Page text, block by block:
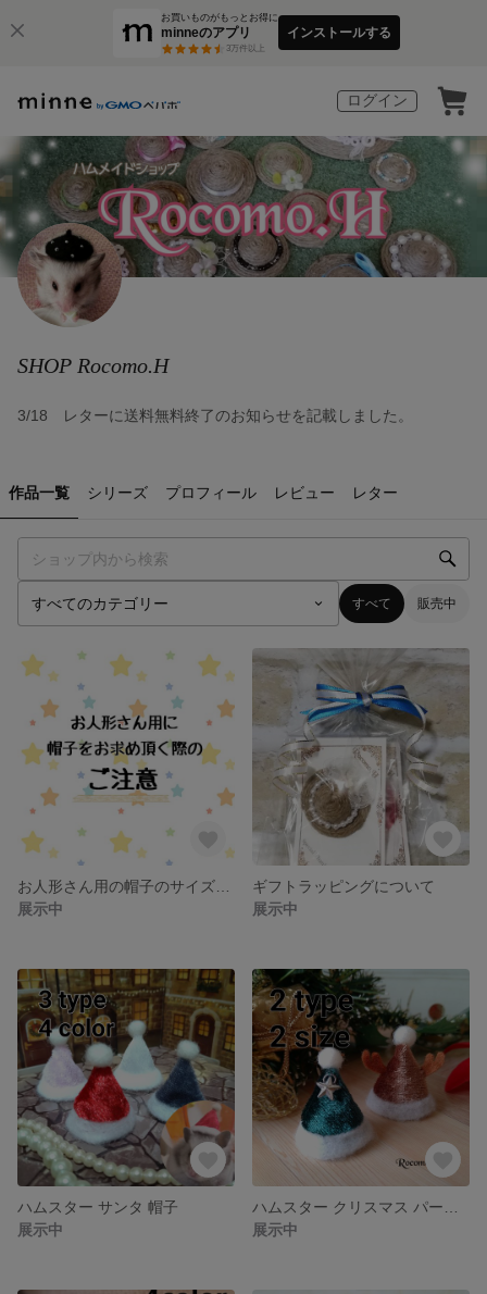
お買いものがもっとお得に
minneのアプリ
3万件以上
インストールする
ログイン
SHOP Rocomo.H
3/18 レターに送料無料終了のお知らせを記載しました。
作品一覧 シリーズ プロフィール レビュー レター
すべて 販売中
展示中
ギフトラッピングについて
展示中
ハムスター サンタ 帽子
展示中
展示中